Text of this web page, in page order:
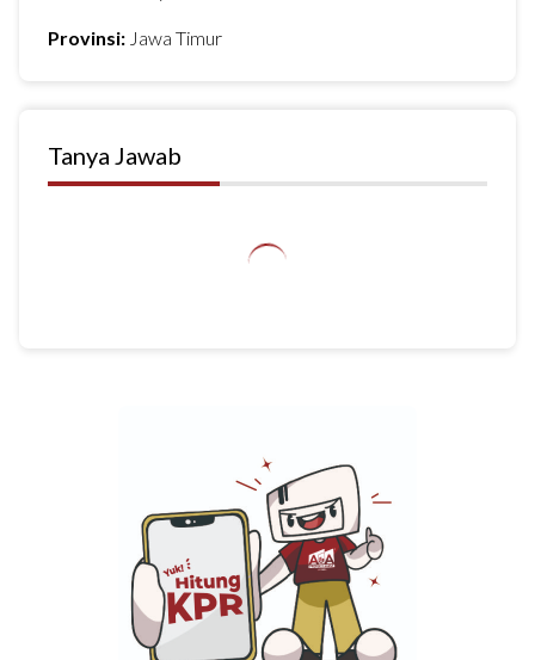
Provinsi: Jawa Timur
Tanya Jawab